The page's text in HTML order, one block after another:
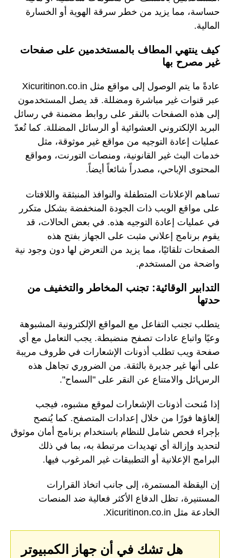
حساسة، مما يزيد من خطر سرقة الهوية أو الخسارة
المالية.
كيف ينتهي المطاف بالمستخدمين على صفحات
غير مصرح بها
عادةً ما يتم الوصول إلى مواقع مثل Xicuritinon.co.in
عبر قنوات غير مباشرة ومضللة. قد يصل المستخدمون
إلى هذه الصفحات بالنقر على روابط مضمنة في رسائل
البريد الإلكتروني العشوائية أو الرسائل المضللة. كما تُعدّ
عمليات إعادة التوجيه من مواقع غير موثوقة، مثل
خدمات البث غير القانونية، ومنصات التورنت، ومواقع
المحتوى الإباحي، مصدراً شائعاً أيضاً.
تساهم الإعلانات المتطفلة والنوافذ المنبثقة واللافتات
على مواقع الويب ذات الجودة المنخفضة بشكل متكرر
في عمليات إعادة التوجيه هذه. في بعض الحالات، قد
يقوم برنامج إعلاني مثبت على الجهاز بفتح هذه
الصفحات تلقائيًا، مما يزيد من التعرض لها دون وجود نية
واضحة من المستخدم.
التدابير الوقائية: تجنب المخاطر والتخفيف من
حدتها
يتطلب تجنب التفاعل مع المواقع الإلكترونية المشبوهة
وعيًا واتباع عادات تصفح منضبطة. يجب التعامل مع أي
صفحة ويب تطلب أذونات الإشعارات في ظروف مريبة
على أنها غير جديرة بالثقة. من الضروري تجاهل هذه
الرسائل والامتناع عن النقر على "السماح".
إذا مُنحت أذونات الإشعارات لموقع مشبوه، فيجب
إلغاؤها فورًا من خلال إعدادات المتصفح. كما يُنصح
بإجراء فحص شامل للنظام باستخدام برنامج أمان موثوق
لتحديد وإزالة أي تهديدات مرتبطة به، بما في ذلك
البرامج الإعلانية أو التطبيقات غير المرغوب فيها.
إن اليقظة المستمرة، إلى جانب اتخاذ القرارات
المستنيرة، تظل الدفاع الأكثر فعالية ضد المنصات
الخادعة مثل Xicuritinon.co.in.
هل تشك في أن جهاز الكمبيوتر